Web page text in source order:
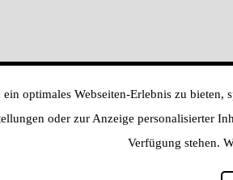
optimales Webseiten-Erlebnis zu
oder zur Anzeige personalisierter
Verfügung stehen.